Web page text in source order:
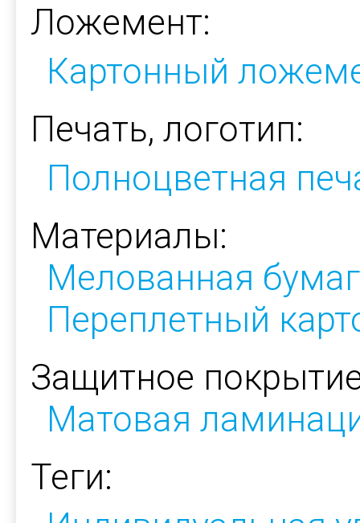
Ложемент:
Картонный
Печать, логотип:
Полноцветная
Материалы:
Мелованная
Переплетный
Защитное
Матовая
Теги: